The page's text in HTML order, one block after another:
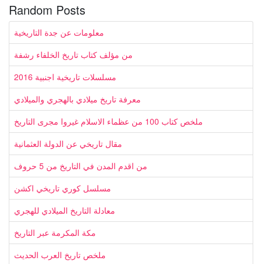
Random Posts
معلومات عن جدة التاريخية
من مؤلف كتاب تاريخ الخلفاء رشفة
مسلسلات تاريخية اجنبية 2016
معرفة تاريخ ميلادي بالهجري والميلادي
ملخص كتاب 100 من عظماء الاسلام غيروا مجرى التاريخ
مقال تاريخي عن الدولة العثمانية
من اقدم المدن في التاريخ من 5 حروف
مسلسل كوري تاريخي اكشن
معادلة التاريخ الميلادي للهجري
مكة المكرمة عبر التاريخ
ملخص تاريخ العرب الحديث